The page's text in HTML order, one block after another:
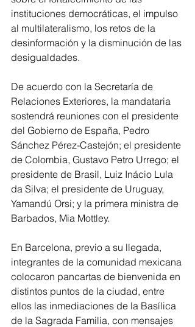
instituciones democráticas, el impulso
al multilateralismo, los retos de la
desinformación y la disminución de las
desigualdades.
De acuerdo con la Secretaría de
Relaciones Exteriores, la mandataria
sostendrá reuniones con el presidente
del Gobierno de España, Pedro
Sánchez Pérez-Castejón; el presidente
de Colombia, Gustavo Petro Urrego; el
presidente de Brasil, Luiz Inácio Lula
da Silva; el presidente de Uruguay,
Yamandú Orsi; y la primera ministra de
Barbados, Mia Mottley.
En Barcelona, previo a su llegada,
integrantes de la comunidad mexicana
colocaron pancartas de bienvenida en
distintos puntos de la ciudad, entre
ellos las inmediaciones de la Basílica
de la Sagrada Familia, con mensajes